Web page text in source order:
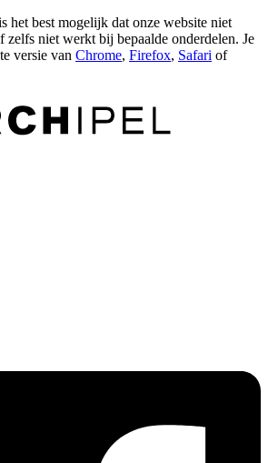
het best mogelijk dat onze website niet
zelfs niet werkt bij bepaalde onderdelen. Je
versie van Chrome, Firefox, Safari of